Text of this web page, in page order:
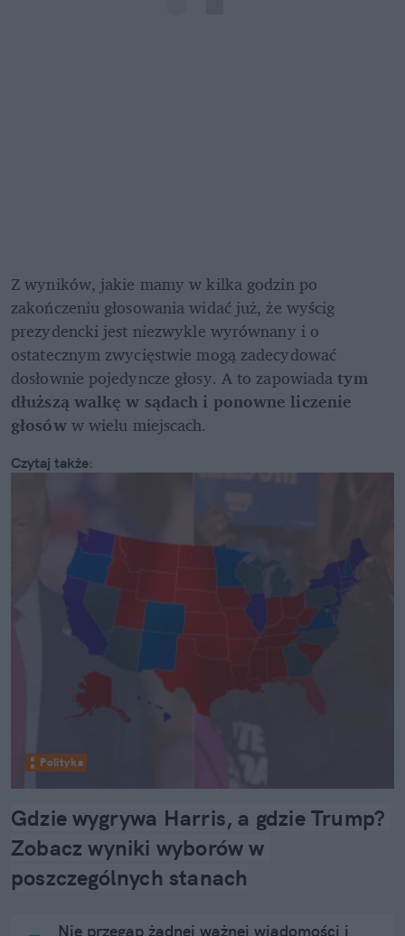
Z wyników, jakie mamy w kilka godzin po
zakończeniu głosowania widać już, że wyścig
prezydencki jest niezwykle wyrównany i o
ostatecznym zwycięstwie mogą zadecydować
dosłownie pojedyncze głosy. A to zapowiada tym
dłuższą walkę w sądach i ponowne liczenie
głosów w wielu miejscach.
Czytaj także:
Polityka
Gdzie wygrywa Harris, a gdzie Trump?
Zobacz wyniki wyborów w
poszczególnych stanach
Nie przegap żadnej ważnej wiadomości i